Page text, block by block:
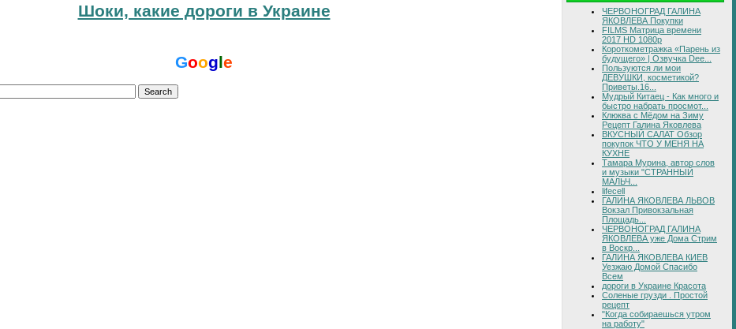
Шоки, какие дороги в Украине
Google
ЧЕРВОНОГРАД ГАЛИНА
ЯКОВЛЕВА Покупки
FILMS Матрица времени
2017 HD 1080p
Короткометражка «Парень из
будущего» | Озвучка Dee...
Пользуются ли мои
ДЕВУШКИ, косметикой?
Приветы.16...
Мудрый Китаец - Как много и
быстро набрать просмот...
Клюква с Мёдом на Зиму
Рецепт Галина Яковлева
ВКУСНЫЙ САЛАТ Обзор
покупок ЧТО У МЕНЯ НА
КУХНЕ
Тамара Мурина, автор слов
и музыки "СТРАННЫЙ
МАЛЬЧ...
lifecell
ГАЛИНА ЯКОВЛЕВА ЛЬВОВ
Вокзал Привокзальная
Площадь...
ЧЕРВОНОГРАД ГАЛИНА
ЯКОВЛЕВА уже Дома Стрим
в Воскр...
ГАЛИНА ЯКОВЛЕВА КИЕВ
Уезжаю Домой Спасибо
Всем
дороги в Украине Красота
Соленые грузди . Простой
рецепт
"Когда собираешься утром
на работу"